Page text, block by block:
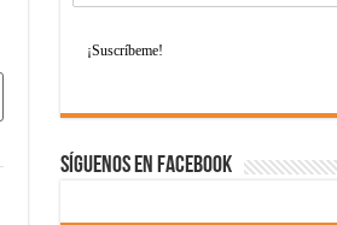
Síguenos en Facebook